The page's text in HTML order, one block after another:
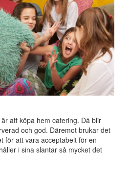
att köpa hem catering. Då blir
och god. Däremot brukar det
för att vara acceptabelt för en
i sina slantar så mycket det